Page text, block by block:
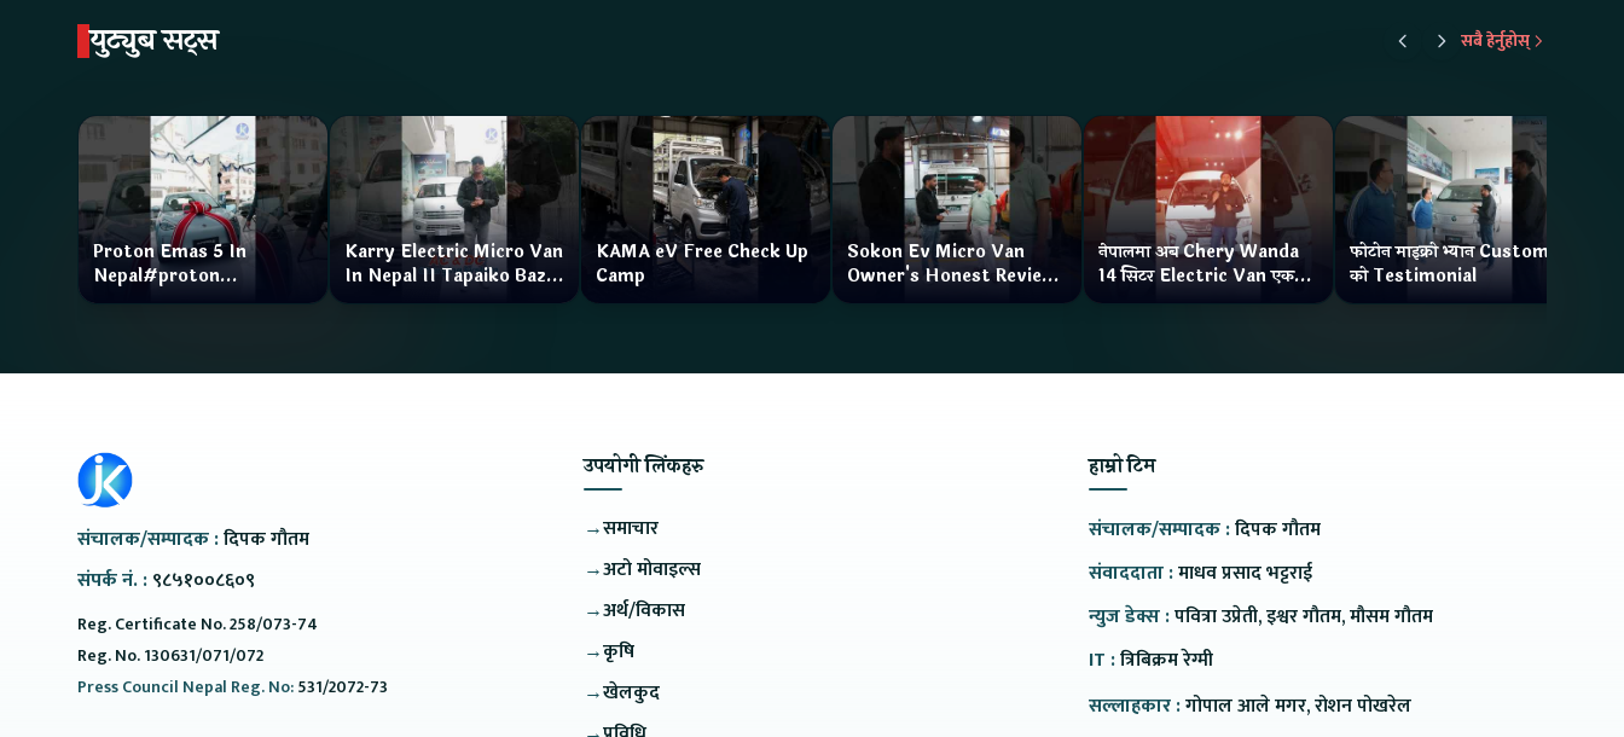
युट्युब सट्स सबै हेर्नुहोस्
Proton Emas 5 In
Nepal#proton
#protonemas5#protonnepal#evcarnepal
Karry Electric Micro Van
In Nepal II Tapaiko Bazar
II Jankari Kendra
KAMA eV Free Check Up
Camp
Sokon Ev Micro Van
Owner's Honest Review
How is the service?
नेपालमा अब Chery Wanda
14 सिटर Electric Van एक
Charge मा दिन्छ 300KM
फोटोन माइक्रो भ्यान Customer
को Testimonial
संचालक/सम्पादक :दिपक गौतम
संपर्क नं. :९८५१००८६०९
Reg. Certificate No. 258/073-74
Reg. No. 130631/071/072
Press Council Nepal Reg. No:531/2072-73
उपयोगी लिंकहरु
→समाचार
→अटो मोवाइल्स
→अर्थ/विकास
→कृषि
→खेलकुद
हाम्रो टिम
संचालक/सम्पादक :दिपक गौतम
संवाददाता :माधव प्रसाद भट्टराई
न्युज डेक्स :पवित्रा उप्रेती, इश्वर गौतम, मौसम गौतम
IT :त्रिबिक्रम रेग्मी
सल्लाहकार :गोपाल आले मगर, रोशन पोखरेल